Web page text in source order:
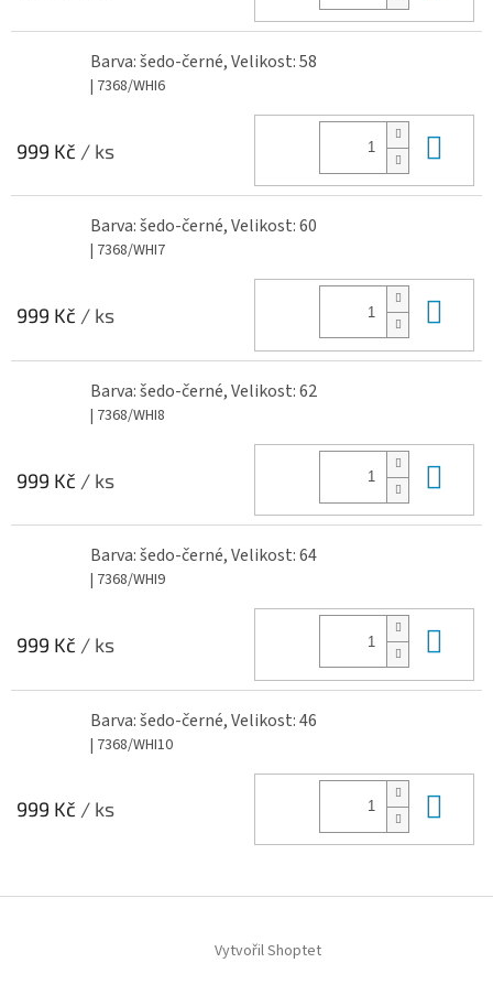
Barva: šedo-černé, Velikost: 58
| 7368/WHI6
999 Kč / ks
Barva: šedo-černé, Velikost: 60
| 7368/WHI7
999 Kč / ks
Barva: šedo-černé, Velikost: 62
| 7368/WHI8
999 Kč / ks
Barva: šedo-černé, Velikost: 64
| 7368/WHI9
999 Kč / ks
Barva: šedo-černé, Velikost: 46
| 7368/WHI10
999 Kč / ks
Vytvořil Shoptet